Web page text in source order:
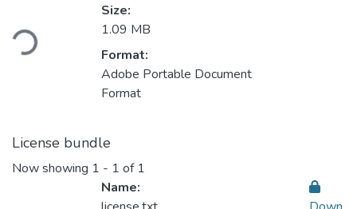
Loading...
Size:
1.09 MB
Format:
Adobe Portable Document
Format
License bundle
Now showing 1 - 1 of 1
Name: